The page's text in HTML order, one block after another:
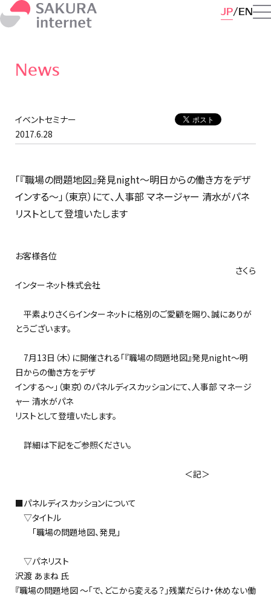
JP EN
News
イベントセミナー
2017.6.28
「『職場の問題地図』発見night～明日からの働き方をデザ
インする～」（東京）にて、人事部 マネージャー 清水がパネ
リストとして登壇いたします
お客様各位
さくら
インターネット株式会社
平素よりさくらインターネットに格別のご愛顧を賜り、誠にありが
とうございます。
7月13日（木）に開催される「『職場の問題地図』発見night～明
日からの働き方をデザ
インする～」（東京）のパネルディスカッションにて、人事部 マネージ
ャー 清水がパネ
リストとして登壇いたします。
詳細は下記をご参照ください。
＜記＞
■パネルディスカッションについて
▽タイトル
「職場の問題地図、発見」
▽パネリスト
沢渡 あまね 氏
『職場の問題地図 ～「で、どこから変える？」残業だらけ・休めない働